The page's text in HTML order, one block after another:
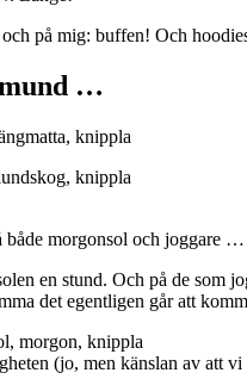
på mig: buffen! Och
…
både morgonsol och joggare …
en stund. Och på de som
det egentligen går att
(jo, men känslan av att